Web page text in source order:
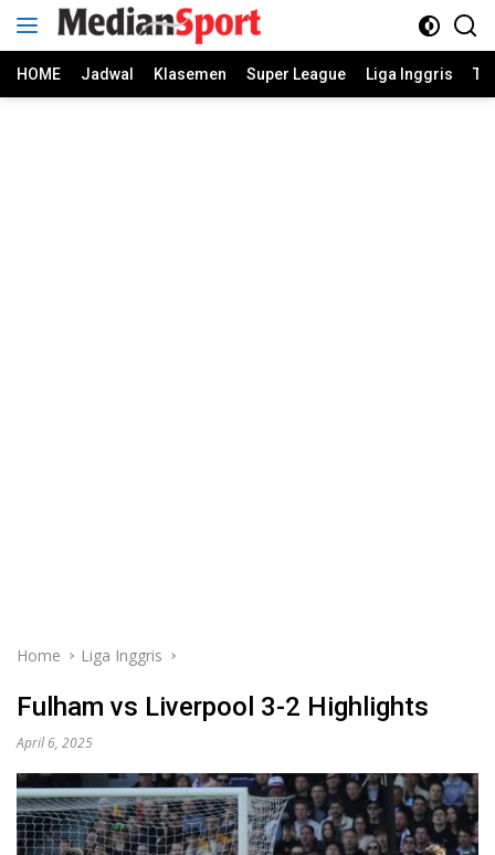
HOME Jadwal Klasemen Super League Liga Inggris
Home Liga Inggris
Fulham vs Liverpool 3-2 Highlights
April 6, 2025